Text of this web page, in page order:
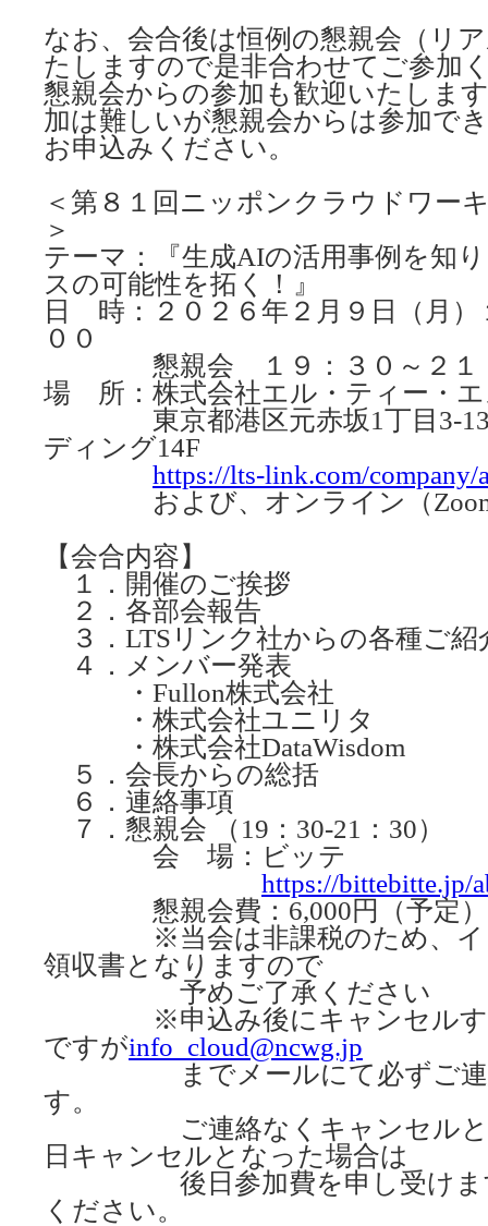
なお、会合後は恒例の懇親会（リ
たしますので是非合わせてご参加
懇親会からの参加も歓迎いたしま
加は難しいが懇親会からは参加で
お申込みください。
＜第８１回ニッポンクラウドワー
＞
テーマ：『生成AIの活用事例を知
スの可能性を拓く！』
日 時：２０２６年２月９日（月）
００
懇親会 １９：３０～２１
場 所：株式会社エル・ティー・
東京都港区元赤坂1丁目3-13
ディング14F
https://lts-link.com/company/
および、オンライン（
【会合内容】
１．開催のご挨拶
２．各部会報告
３．LTSリンク社からの各種ご紹
４．メンバー発表
・Fullon株式会社
・株式会社ユニリタ
・株式会社DataWisdom
５．会長からの総括
６．連絡事項
７．懇親会 （19：30-21：30）
会 場：ビッテ
https://bittebitte.jp/
懇親会費：6,000円（予定）
※当会は非課税のため、イン
領収書となりますので
予めご了承ください
※申込み後にキャンセルする
ですがinfo_cloud@ncwg.jp
までメールにて必ずご連絡
す。
ご連絡なくキャンセルとな
日キャンセルとなった場合は
後日参加費を申し受けます
ください。